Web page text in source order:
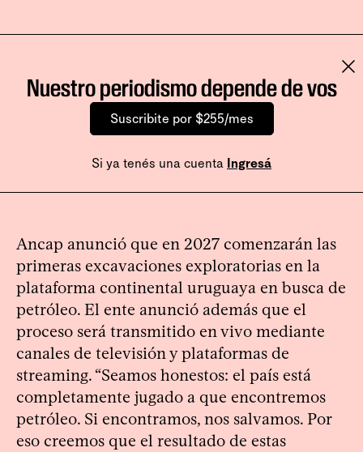
Nuestro periodismo depende de vos
Suscribite por $255/mes
Si ya tenés una cuenta Ingresá
Ancap anunció que en 2027 comenzarán las
primeras excavaciones exploratorias en la
plataforma continental uruguaya en busca de
petróleo. El ente anunció además que el
proceso será transmitido en vivo mediante
canales de televisión y plataformas de
streaming. “Seamos honestos: el país está
completamente jugado a que encontremos
petróleo. Si encontramos, nos salvamos. Por
eso creemos que el resultado de estas